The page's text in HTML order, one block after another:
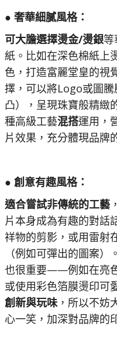
● 奢華細膩風格：
可大膽選擇燙金/燙銀等
紙。比如在深色棉紙上
色，打造富麗堂皇的視
擇，可以將Logo或圖
凸），呈現珠寶般精緻
種高級工藝混搭運用，
片效果，充分體現品牌
● 創意有趣風格：
適合嘗試非傳統的工藝
片本身成為有趣的對話
祥物的剪影，或用雷射
（例如可彈出的圖案
也很重要——例如在亮
或使用彩色箔膜燙印可
創新與玩味 ，所以不妨
心一笑，加深對品牌的